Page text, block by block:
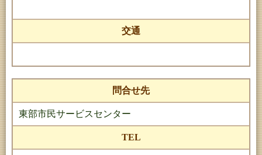
交通
問合せ先
東部市民サービスセンター
TEL